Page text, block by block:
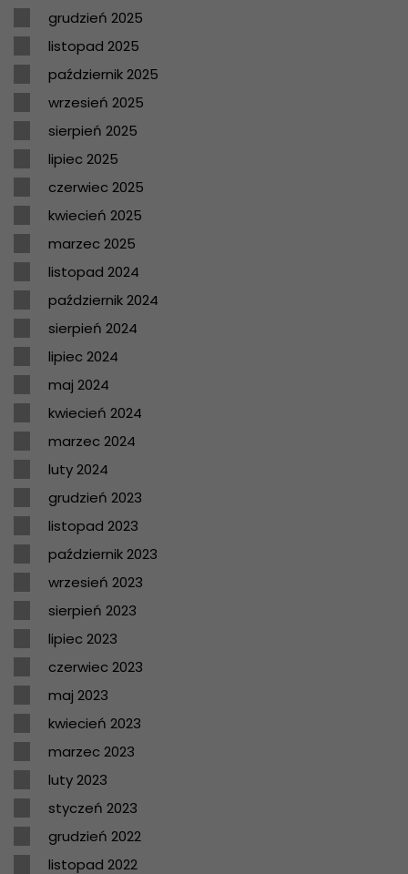
grudzień 2025
listopad 2025
październik 2025
wrzesień 2025
sierpień 2025
lipiec 2025
czerwiec 2025
kwiecień 2025
marzec 2025
listopad 2024
październik 2024
sierpień 2024
lipiec 2024
maj 2024
kwiecień 2024
marzec 2024
luty 2024
grudzień 2023
listopad 2023
październik 2023
wrzesień 2023
sierpień 2023
lipiec 2023
czerwiec 2023
maj 2023
kwiecień 2023
marzec 2023
luty 2023
styczeń 2023
grudzień 2022
listopad 2022